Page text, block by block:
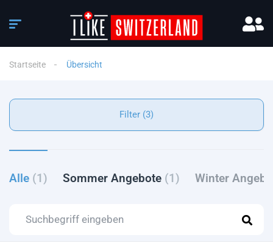
Startseite Übersicht
Filter (3)
Alle (1) Sommer Angebote (1) Winter